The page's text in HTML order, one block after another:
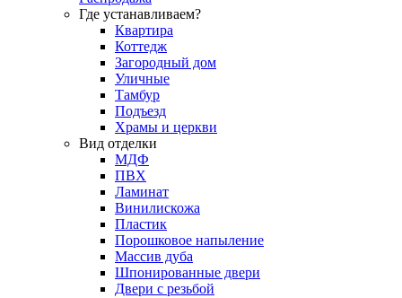
Где устанавливаем?
Квартира
Коттедж
Загородный дом
Уличные
Тамбур
Подъезд
Храмы и церкви
Вид отделки
МДФ
ПВХ
Ламинат
Винилискожа
Пластик
Порошковое напыление
Массив дуба
Шпонированные двери
Двери с резьбой